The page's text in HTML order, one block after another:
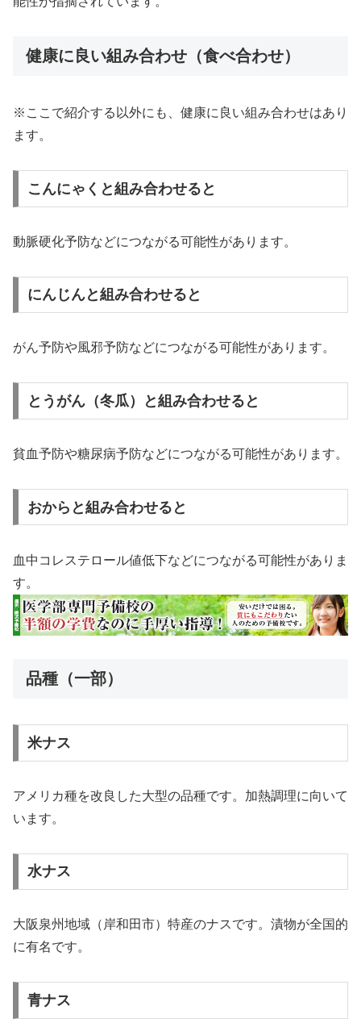
健康に良い組み合わせ（食べ合わせ）
※ここで紹介する以外にも、健康に良い組み合わせはあり
ます。
こんにゃくと組み合わせると
動脈硬化予防などにつながる可能性があります。
にんじんと組み合わせると
がん予防や風邪予防などにつながる可能性があります。
とうがん（冬瓜）と組み合わせると
貧血予防や糖尿病予防などにつながる可能性があります。
おからと組み合わせると
血中コレステロール値低下などにつながる可能性がありま
す。
品種（一部）
米ナス
アメリカ種を改良した大型の品種です。加熱調理に向いて
います。
水ナス
大阪泉州地域（岸和田市）特産のナスです。漬物が全国的
に有名です。
青ナス